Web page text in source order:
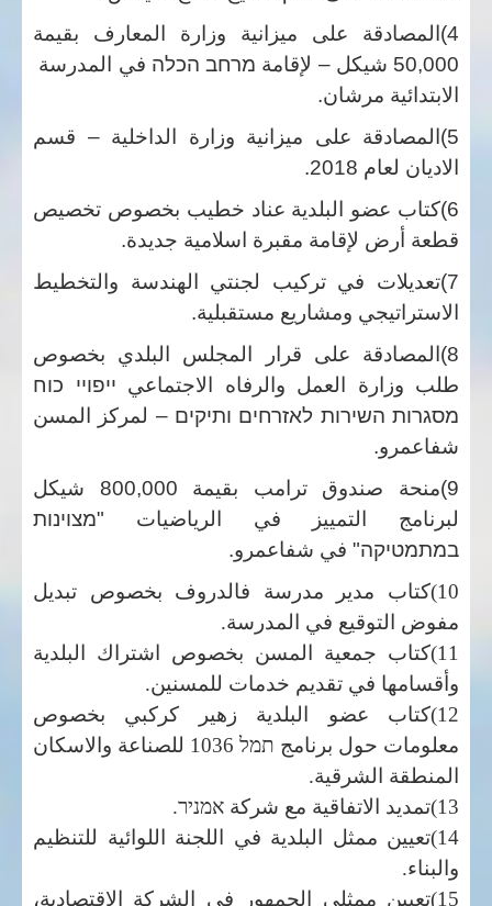
4)المصادقة على ميزانية وزارة المعارف بقيمة
50,000 شيكل – لإقامة
מרחב הכלה في المدرسة
الابتدائية مرشان.
5)المصادقة على ميزانية وزارة الداخلية – قسم
الاديان لعام 2018
.
6)كتاب عضو البلدية عناد خطيب بخصوص تخصيص
قطعة أرض لإقامة مقبرة اسلامية جديدة.
7)تعديلات في تركيب لجنتي الهندسة والتخطيط
الاستراتيجي ومشاريع مستقبلية.
8)المصادقة على قرار المجلس البلدي بخصوص
طلب وزارة العمل والرفاه الاجتماعي ייפויי כוח
מסגרות השירות לאזרחים ותיקים – لمركز
المسن
شفاعمرو.
9)منحة صندوق ترامب بقيمة 800,000 شيكل
لبرنامج
التمييز في الرياضيات "מצוינות
במתמטיקה" في شفاعمرو.
10)كتاب مدير مدرسة فالدروف بخصوص تبديل
مفوض التوقيع في المدرسة.
11)كتاب جمعية المسن بخصوص اشتراك البلدية
وأقسامها في تقديم خدمات للمسنين.
12)كتاب عضو البلدية زهير كركبي بخصوص
معلومات حول برنامج תמל 1036
للصناعة والاسكان
المنطقة الشرقية.
13)تمديد الاتفاقية مع شركة
אמניר.
14)تعيين ممثل البلدية في اللجنة اللوائية للتنظيم
والبناء.
15)تعيين ممثلي الجمهور في الشركة الاقتصادية،